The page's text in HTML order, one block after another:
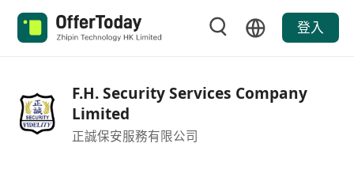
登入
F.H. Security Services Company
Limited
正誠保安服務有限公司